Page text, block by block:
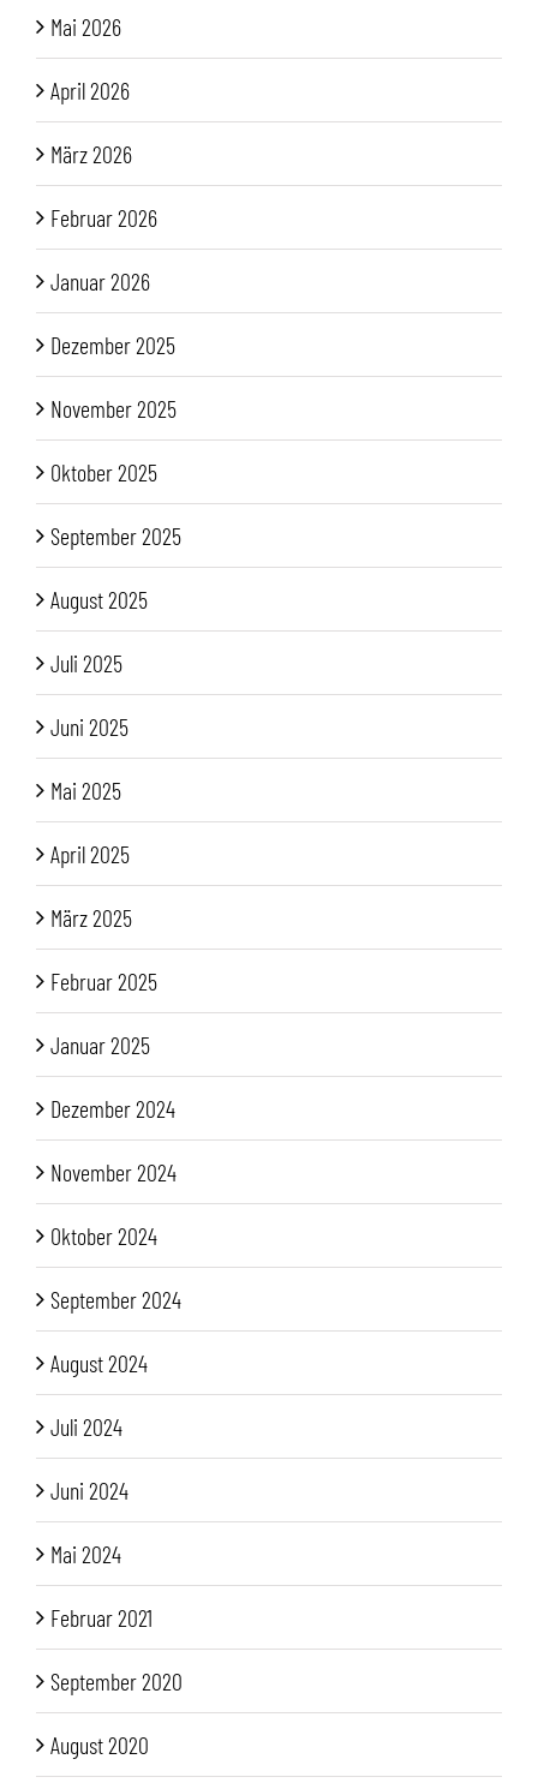
Mai 2026
April 2026
März 2026
Februar 2026
Januar 2026
Dezember 2025
November 2025
Oktober 2025
September 2025
August 2025
Juli 2025
Juni 2025
Mai 2025
April 2025
März 2025
Februar 2025
Januar 2025
Dezember 2024
November 2024
Oktober 2024
September 2024
August 2024
Juli 2024
Juni 2024
Mai 2024
Februar 2021
September 2020
August 2020